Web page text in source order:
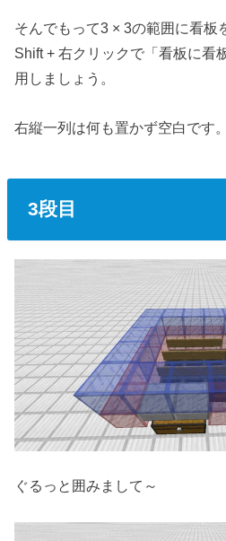
そんでもって3 × 3の範囲に看板
Shift + 右クリックで「看板に看
用しましょう。
右縦一列は何も置かず空白です。
3段目
ぐるっと囲みまして～